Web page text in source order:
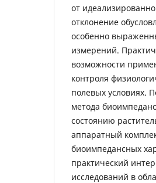
от
отклонение
особенно
измерений.
возможности
контроля
полевых условиях.
метода
состоянию
аппаратный
биоимпедансных
практический
исследований в